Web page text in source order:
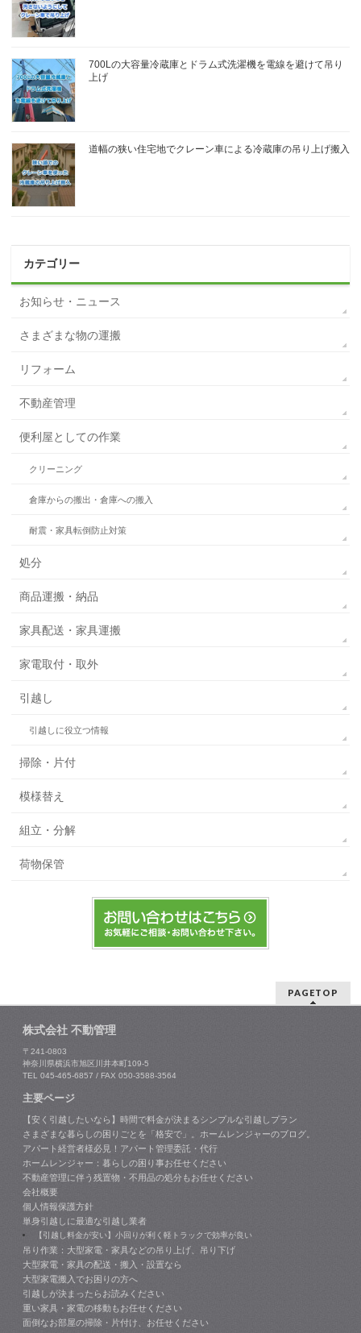
700Lの大容量冷蔵庫とドラム式洗濯機を電線を避けて吊り
上げ
道幅の狭い住宅地でクレーン車による冷蔵庫の吊り上げ搬入
カテゴリー
お知らせ・ニュース
さまざまな物の運搬
リフォーム
不動産管理
便利屋としての作業
クリーニング
倉庫からの搬出・倉庫への搬入
耐震・家具転倒防止対策
処分
商品運搬・納品
家具配送・家具運搬
家電取付・取外
引越し
引越しに役立つ情報
掃除・片付
模様替え
組立・分解
荷物保管
PAGETOP
株式会社 不動管理
〒241-0803
神奈川県横浜市旭区川井本町109-5
TEL 045-465-6857 / FAX 050-3588-3564
主要ページ
【安く引越したいなら】時間で料金が決まるシンプルな引越しプラン
さまざまな暮らしの困りごとを「格安で」。ホームレンジャーのブログ。
アパート経営者様必見！アパート管理委託・代行
ホームレンジャー：暮らしの困り事お任せください
不動産管理に伴う残置物・不用品の処分もお任せください
会社概要
個人情報保護方針
単身引越しに最適な引越し業者
【引越し料金が安い】小回りが利く軽トラックで効率が良い
吊り作業：大型家電・家具などの吊り上げ、吊り下げ
大型家電・家具の配送・搬入・設置なら
大型家電搬入でお困りの方へ
引越しが決まったらお読みください
重い家具・家電の移動もお任せください
面倒なお部屋の掃除・片付け、お任せください